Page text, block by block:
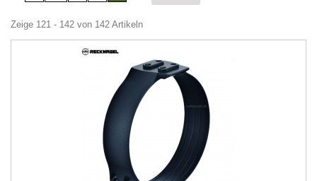
Zeige 121 - 142 von 142 Artikeln